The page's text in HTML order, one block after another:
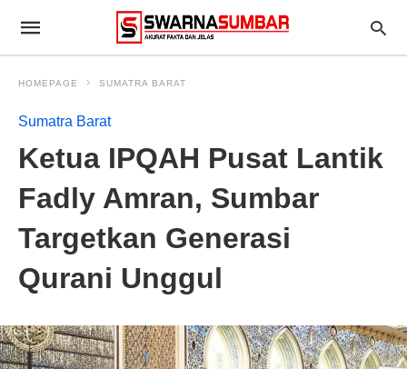
HOMEPAGE SUMATRA BARAT
Sumatra Barat
Ketua IPQAH Pusat Lantik
Fadly Amran, Sumbar
Targetkan Generasi
Qurani Unggul